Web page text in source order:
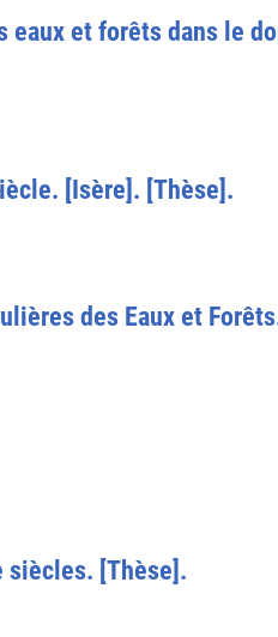
eaux et forêts dans le
[Isère]. [Thèse].
des Eaux et
siècles. [Thèse].